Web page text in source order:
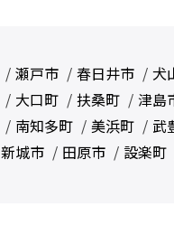
瀬戸市 春日井市 犬
大口町 扶桑町 津島
南知多町 美浜町 武
新城市 田原市 設楽町